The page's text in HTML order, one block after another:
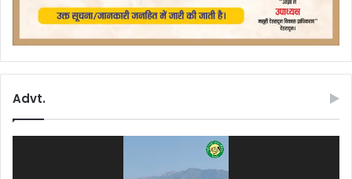
Advt.